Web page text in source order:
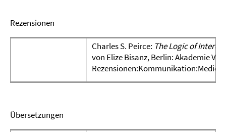
Rezensionen
Charles S. Peirce: The Logic of
von Elize Bisanz, Berlin: Akademie
Übersetzungen